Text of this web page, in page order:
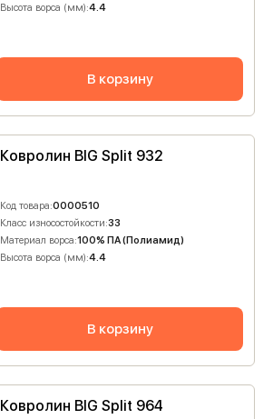
Высота ворса (мм):4.4
В корзину
Ковролин BIG Split 932
Код товара:0000510
Класс износостойкости:33
Материал ворса:100% ПА (Полиамид)
Высота ворса (мм):4.4
В корзину
Ковролин BIG Split 964